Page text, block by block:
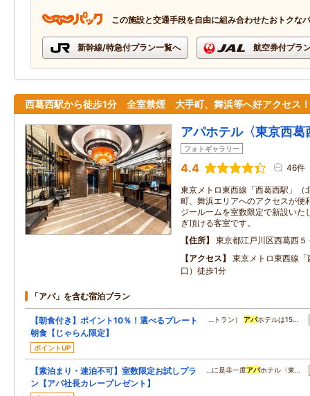
この施設と交通手段を自由に組み合わせたおトクな
新幹線/特急付プラン一覧へ 航空券付プラ
西葛西駅から徒歩1分 全室禁煙 大手町、舞浜等へ好アクセス！
アパホテル〈東京西葛
フォトギャラリー
4.4 46件
東京メトロ東西線「西葛西駅」（
町、舞浜エリアへのアクセスが便
ジールームを室数限定で新設いた
ぎ頂ける客室です。
住所
東京都江戸川区西葛西５
アクセス
東京メトロ東西線
口）徒歩1分
「アパ」を含む宿泊プラン
【朝食付き】ポイント10％！選べるプレート
朝食【じゃらん限定】
ポイントUP
…トラン） アパホテルは15…
【素泊まり・連泊不可】室数限定お試しプラ
ン【アパ社長カレープレゼント】
…に是非一度アパホテル〈東…